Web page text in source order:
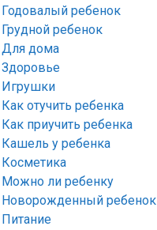
Годовалый ребенок
Грудной ребенок
Для дома
Здоровье
Игрушки
Как отучить ребенка
Как приучить ребенка
Кашель у ребенка
Косметика
Можно ли ребенку
Новорожденный ребенок
Питание